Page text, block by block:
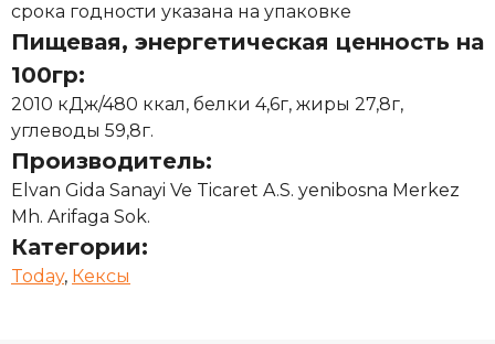
срока годности указана на упаковке
Пищевая, энергетическая ценность на
100гр:
2010 кДж/480 ккал, белки 4,6г, жиры 27,8г,
углеводы 59,8г.
Производитель:
Elvan Gida Sanayi Ve Ticaret A.S. yenibosna Merkez
Mh. Arifaga Sok.
Категории:
Today, Кексы